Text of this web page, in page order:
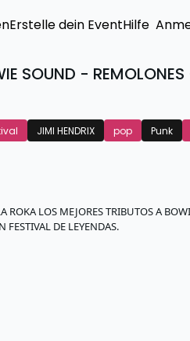
Erstelle dein EventHilfe
SOUND -
JIMI HENDRIX pop Punk
ROKA LOS MEJORES TRIBUTOS A
FESTIVAL DE LEYENDAS.